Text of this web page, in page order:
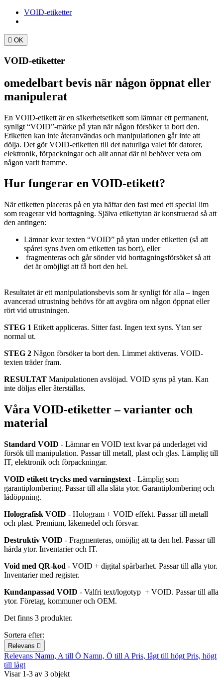
VOID-etiketter
 OK
VOID-etiketter
omedelbart bevis när någon öppnat eller
manipulerat
En VOID-etikett är en säkerhetsetikett som lämnar ett permanent,
synligt “VOID”-märke på ytan när någon försöker ta bort den.
Etiketten kan inte återanvändas och manipulationen går inte att
dölja. Det gör VOID-etiketten till det naturliga valet för datorer,
elektronik, förpackningar och allt annat där ni behöver veta om
någon varit framme.
Hur fungerar en VOID-etikett?
När etiketten placeras på en yta häftar den fast med ett special lim
som reagerar vid borttagning. Själva etikettytan är konstruerad så att
den antingen:
Lämnar kvar texten “VOID” på ytan under etiketten (så att
spåret syns även om etiketten tas bort), eller
fragmenteras och går sönder vid borttagningsförsöket så att
det är omöjligt att få bort den hel.
Resultatet är ett manipulationsbevis som är synligt för alla – ingen
avancerad utrustning behövs för att avgöra om någon öppnat eller
rört vid utrustningen.
STEG 1 Etikett appliceras. Sitter fast. Ingen text syns. Ytan ser
normal ut.
STEG 2 Någon försöker ta bort den. Limmet aktiveras. VOID-
texten träder fram.
RESULTAT Manipulationen avslöjad. VOID syns på ytan. Kan
inte döljas eller återställas.
Våra VOID-etiketter – varianter och
material
Standard VOID - Lämnar en VOID text kvar på underlaget vid
försök till manipulation. Passar till metall, plast och glas. Lämplig till
IT, elektronik och förpackningar.
VOID etikett trycks med varningstext - Lämplig som
garantiplombering. Passar till alla släta ytor. Garantiplombering och
lådöppning.
Holografisk VOID - Hologram + VOID effekt. Passar till metall
och plast. Premium, läkemedel och försvar.
Destruktiv VOID - Fragmenteras, omöjlig att ta den hel. Passar till
hårda ytor. Inventarier och IT.
Void med QR-kod - VOID + digital spårbarhet. Passar till alla ytor.
Inventarier med register.
Kundanpassad VOID - Valfri text/logotyp + VOID. Passar till alla
ytor. Företag, kommuner och OEM.
Det finns 3 produkter.
Sortera efter:
Relevans 
Relevans Namn, A till Ö Namn, Ö till A Pris, lågt till högt Pris, högt
till lågt
Visar 1-3 av 3 objekt